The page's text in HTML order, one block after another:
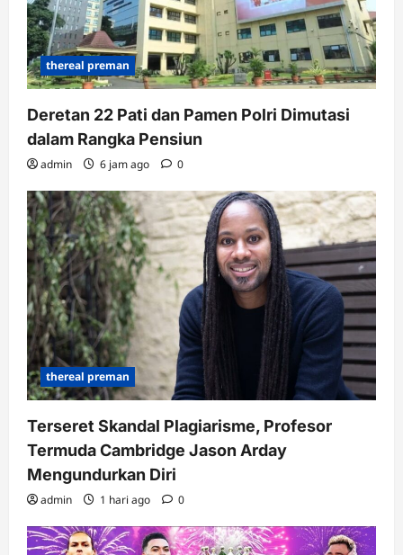
thereal preman
Deretan 22 Pati dan Pamen Polri Dimutasi
dalam Rangka Pensiun
admin 6 jam ago 0
thereal preman
Terseret Skandal Plagiarisme, Profesor
Termuda Cambridge Jason Arday
Mengundurkan Diri
admin 1 hari ago 0